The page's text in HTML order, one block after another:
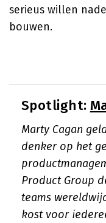
serieus willen
bouwen.
Spotlight:
Marty Cagan
denker op het
Product Group
teams
kost voor